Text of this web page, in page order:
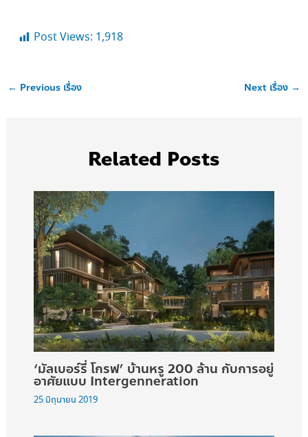
Post Views: 1,918
← Previous เรื่อง Next เรื่อง →
Related Posts
‘มัลเบอร์รี่ โกรฟ’ บ้านหรู 200 ล้าน กับการอยู่
อาศัยแบบ Intergenneration
25 มิถุนายน 2019